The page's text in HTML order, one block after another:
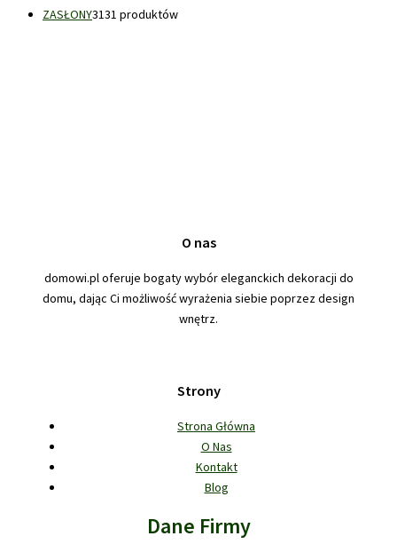
ZASŁONY3131 produktów
O nas
domowi.pl oferuje bogaty wybór eleganckich dekoracji do
domu, dając Ci możliwość wyrażenia siebie poprzez design
wnętrz.
Strony
Strona Główna
O Nas
Kontakt
Blog
Dane Firmy